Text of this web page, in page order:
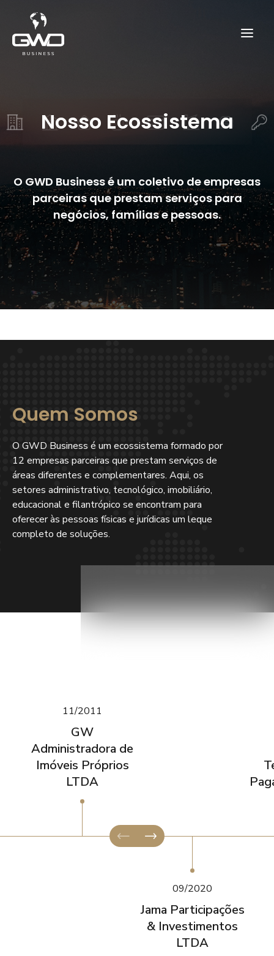
Nosso Ecossistema
O GWD Business é um coletivo de empresas
parceirasque prestam serviços para
negócios, famílias e pessoas.
Quem Somos
O GWD Business é um ecossistema formado por
12 empresas parceiras que prestam serviços de
áreas diferentes e complementares. Aqui, os
setores administrativo, tecnológico, imobiliário,
educacional e filantrópico se encontram para
oferecer às pessoas físicas e jurídicas um leque
completo de soluções.
11/2011
GW
Administradora de
Imóveis Próprios
LTDA
09/2020
Jama Participações
& Investimentos
LTDA